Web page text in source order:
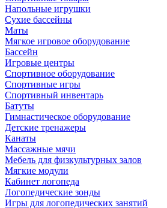
Напольные игрушки
Сухие бассейны
Маты
Мягкое игровое оборудование
Бассейн
Игровые центры
Спортивное оборудование
Спортивные игры
Спортивный инвентарь
Батуты
Гимнастическое оборудование
Детские тренажеры
Канаты
Массажные мячи
Мебель для физкультурных залов
Мягкие модули
Кабинет логопеда
Логопедические зонды
Игры для логопедических занятий